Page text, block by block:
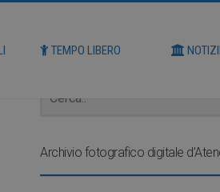
TEMPO LIBERO
Archivio fotografico digitale